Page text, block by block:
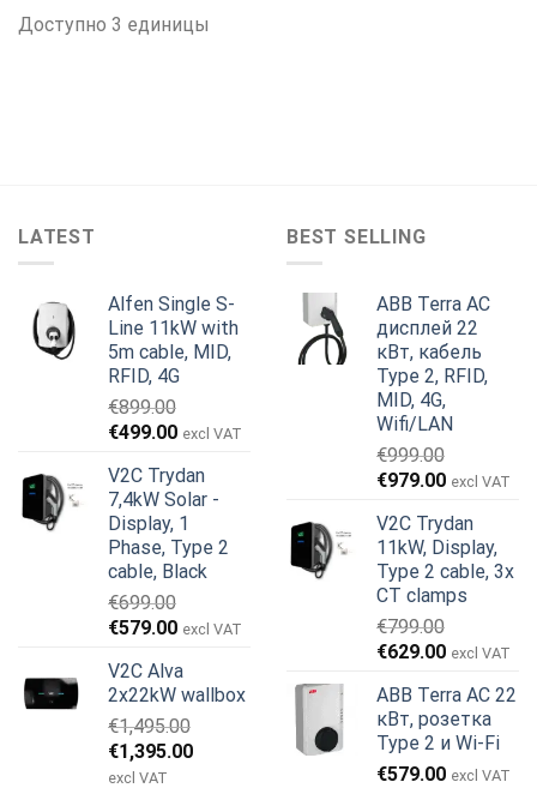
Доступно 3 единицы
LATEST
Alfen Single S-
Line 11kW with
5m cable, MID,
RFID, 4G
€899.00
Первоначальная
составляла
€899.00.
€499.00Текущая
€499.00.
excl VAT
V2C Trydan
7,4kW Solar -
Display, 1
Phase, Type 2
cable, Black
€699.00
Первоначальная
составляла
€699.00.
€579.00Текущая
€579.00.
excl VAT
V2C Alva
2x22kW wallbox
€1,495.00
Первоначальная
цена
€1,395.00Текущая
excl VAT
BEST SELLING
ABB Terra AC
дисплей 22
кВт, кабель
Type 2, RFID,
MID, 4G,
Wifi/LAN
€999.00
Первоначальная
составляла
€999.00.
€979.00Текущая
€979.00.
excl VAT
V2C Trydan
11kW, Display,
Type 2 cable, 3x
CT clamps
€799.00
Первоначальная
составляла
€799.00.
€629.00Текущая
€629.00.
excl VAT
ABB Terra AC 22
кВт, розетка
Type 2 и Wi-Fi
€579.00 excl VAT